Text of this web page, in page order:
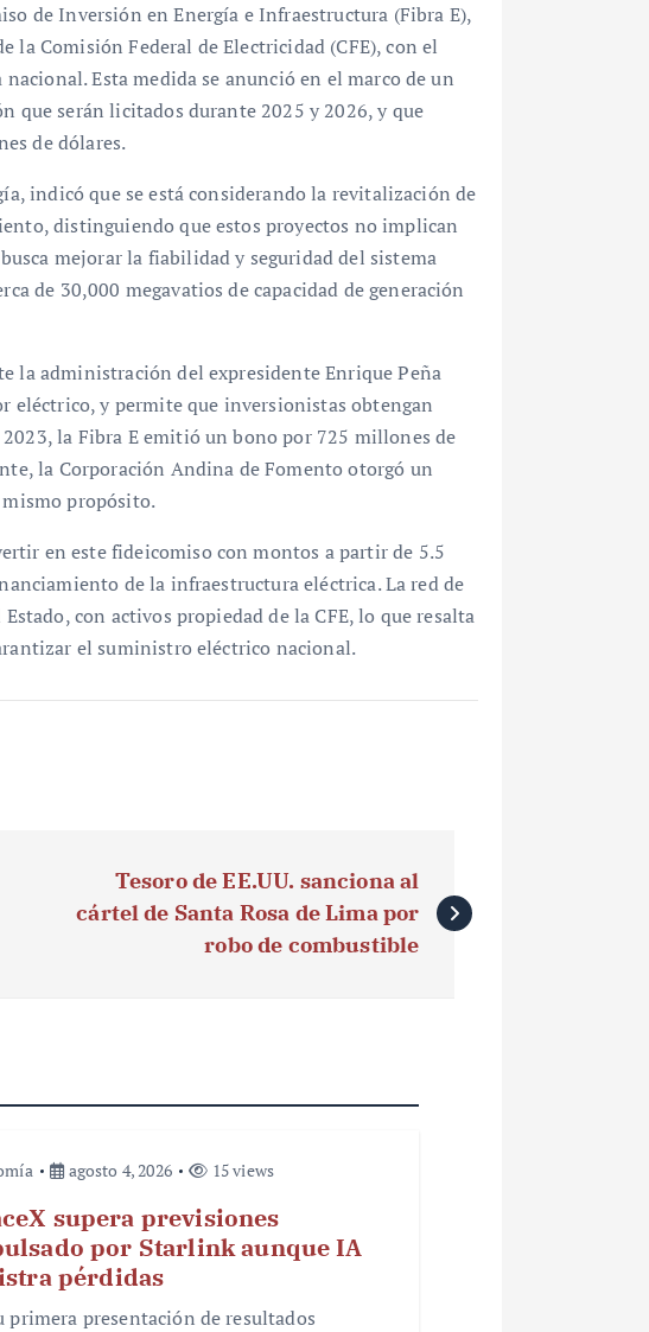
de Inversión en Energía e Infraestructura (Fibra E),
Comisión Federal de Electricidad (CFE), con el
Esta medida se anunció en el marco de un
que serán licitados durante 2025 y 2026, y que
de dólares.
indicó que se está considerando la revitalización de
distinguiendo que estos proyectos no implican
mejorar la fiabilidad y seguridad del sistema
de 30,000 megavatios de capacidad de generación
la administración del expresidente Enrique Peña
eléctrico, y permite que inversionistas obtengan
la Fibra E emitió un bono por 725 millones de
la Corporación Andina de Fomento otorgó un
propósito.
en este fideicomiso con montos a partir de 5.5
de la infraestructura eléctrica. La red de
con activos propiedad de la CFE, lo que resalta
el suministro eléctrico nacional.
Tesoro de EE.UU. sanciona al
cártel de Santa Rosa de Lima por
robo de combustible
agosto 4, 2026 15 views
supera previsiones
por Starlink aunque IA
pérdidas
primera presentación de resultados